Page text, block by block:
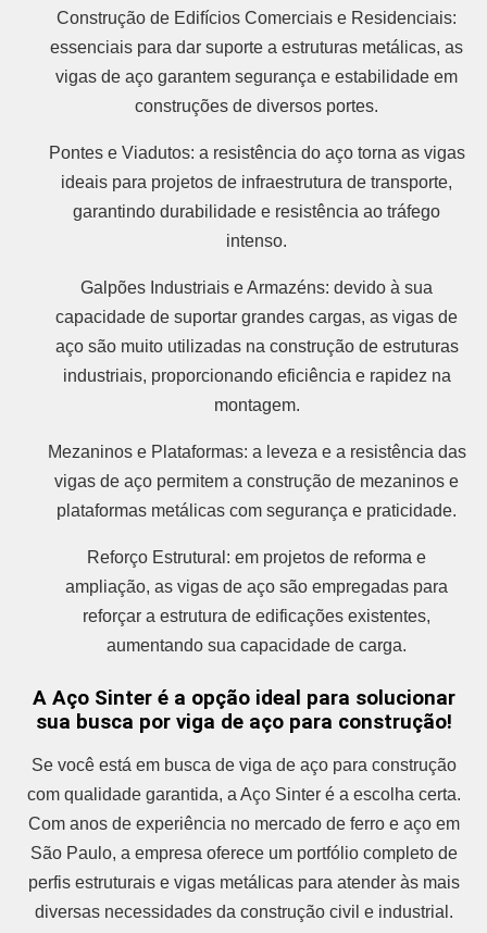
Construção de Edifícios Comerciais e Residenciais:
essenciais para dar suporte a estruturas metálicas, as
vigas de aço garantem segurança e estabilidade em
construções de diversos portes.
Pontes e Viadutos: a resistência do aço torna as vigas
ideais para projetos de infraestrutura de transporte,
garantindo durabilidade e resistência ao tráfego
intenso.
Galpões Industriais e Armazéns: devido à sua
capacidade de suportar grandes cargas, as vigas de
aço são muito utilizadas na construção de estruturas
industriais, proporcionando eficiência e rapidez na
montagem.
Mezaninos e Plataformas: a leveza e a resistência das
vigas de aço permitem a construção de mezaninos e
plataformas metálicas com segurança e praticidade.
Reforço Estrutural: em projetos de reforma e
ampliação, as vigas de aço são empregadas para
reforçar a estrutura de edificações existentes,
aumentando sua capacidade de carga.
A Aço Sinter é a opção ideal para solucionar
sua busca por viga de aço para construção!
Se você está em busca de viga de aço para construção
com qualidade garantida, a Aço Sinter é a escolha certa.
Com anos de experiência no mercado de ferro e aço em
São Paulo, a empresa oferece um portfólio completo de
perfis estruturais e vigas metálicas para atender às mais
diversas necessidades da construção civil e industrial.